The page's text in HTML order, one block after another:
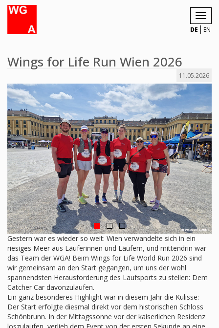
DE EN
Wings for Life Run Wien 2026
11.05.2026
Gestern war es wieder so weit: Wien verwandelte sich in ein
riesiges Meer aus Läuferinnen und Läufern, und mittendrin war
das Team der WGA! Beim Wings for Life World Run 2026 sind
wir gemeinsam an den Start gegangen, um uns der wohl
spannendsten Herausforderung des Laufsports zu stellen: Dem
Catcher Car davonzulaufen.
Ein ganz besonderes Highlight war in diesem Jahr die Kulisse:
Der Start erfolgte diesmal direkt vor dem historischen Schloss
Schönbrunn. In der Mittagssonne vor der kaiserlichen Residenz